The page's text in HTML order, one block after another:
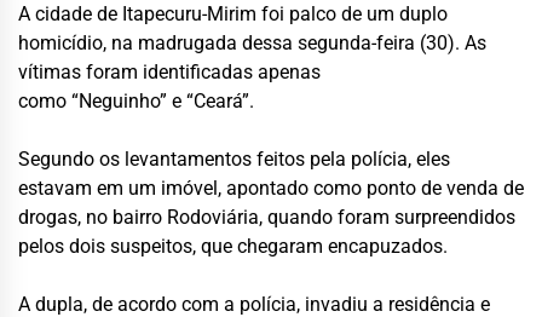
A cidade de Itapecuru-Mirim foi palco de um duplo
homicídio, na madrugada dessa segunda-feira (30). As
vítimas foram identificadas apenas
como “Neguinho” e “Ceará”.
Segundo os levantamentos feitos pela polícia, eles
estavam em um imóvel, apontado como ponto de venda de
drogas, no bairro Rodoviária, quando foram surpreendidos
pelos dois suspeitos, que chegaram encapuzados.
A dupla, de acordo com a polícia, invadiu a residência e